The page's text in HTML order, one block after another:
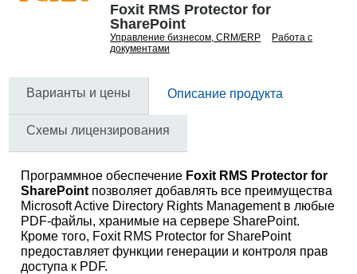
Foxit RMS Protector for
SharePoint
Управление бизнесом, CRM/ERP
Работа с
документами
Варианты и цены Описание продукта
Схемы лицензирования
Программное обеспечение Foxit RMS Protector for
SharePoint позволяет добавлять все преимущества
Microsoft Active Directory Rights Management в любые
PDF-файлы, хранимые на сервере SharePoint.
Кроме того, Foxit RMS Protector for SharePoint
предоставляет функции генерации и контроля прав
доступа к PDF.